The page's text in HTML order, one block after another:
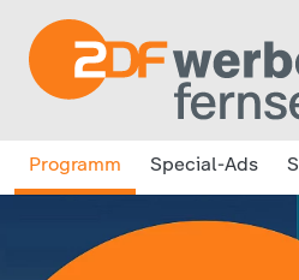
Programm Special-Ads